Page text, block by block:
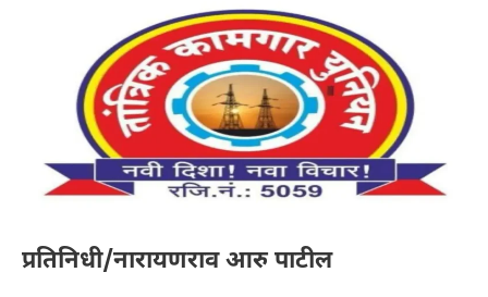
प्रतिनिधी/नारायणराव आरु पाटील